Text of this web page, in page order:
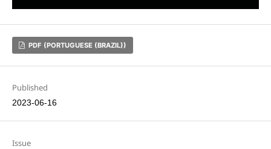
PDF (PORTUGUESE (BRAZIL))
Published
2023-06-16
Issue